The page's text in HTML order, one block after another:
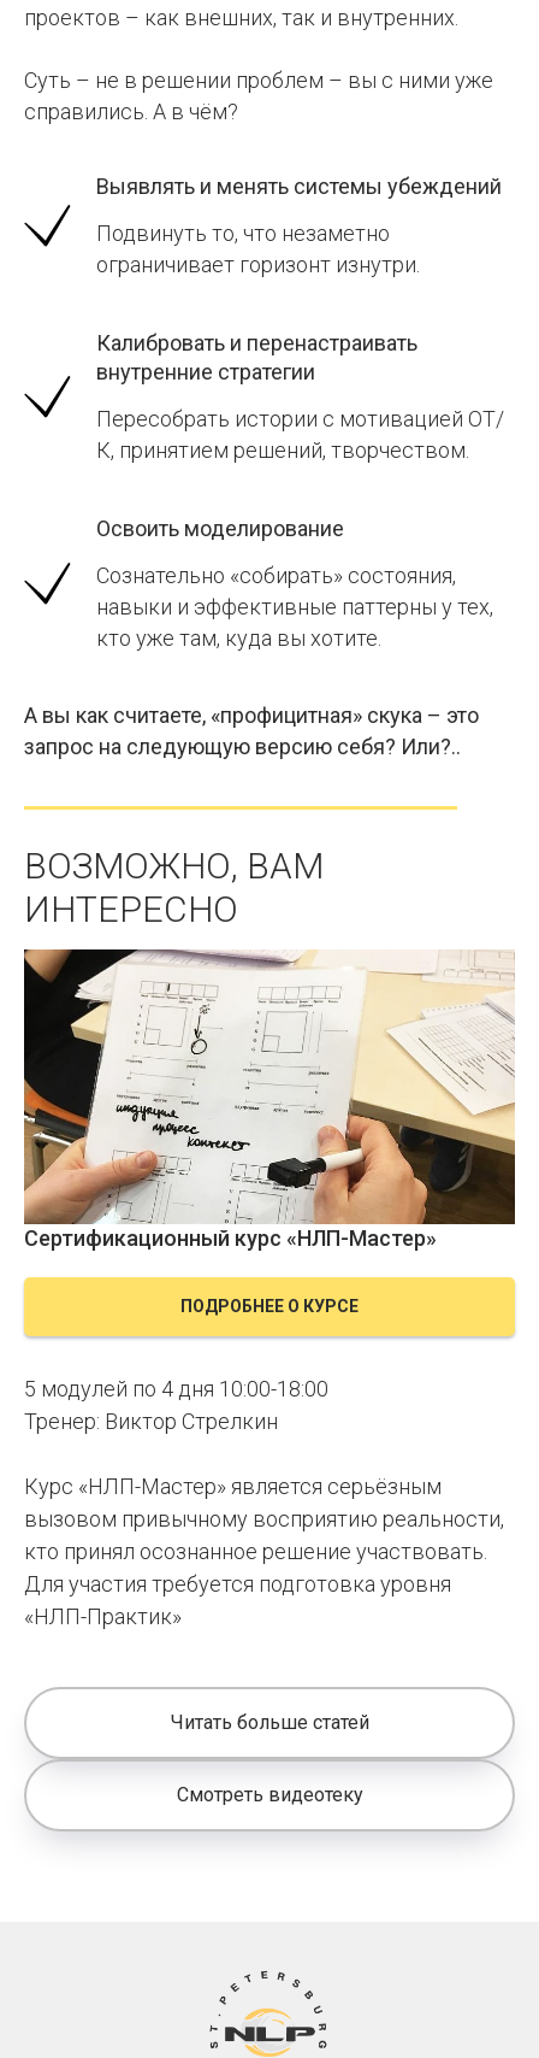
проектов – как внешних, так и внутренних.
Суть – не в решении проблем – вы с ними уже
справились. А в чём?
Выявлять и менять системы убеждений
Подвинуть то, что незаметно
ограничивает горизонт изнутри.
Калибровать и перенастраивать
внутренние стратегии
Пересобрать истории с мотивацией ОТ/
К, принятием решений, творчеством.
Освоить моделирование
Сознательно «собирать» состояния,
навыки и эффективные паттерны у тех,
кто уже там, куда вы хотите.
А вы как считаете, «профицитная» скука – это
запрос на следующую версию себя? Или?..
ВОЗМОЖНО, ВАМ
ИНТЕРЕСНО
Сертификационный курс «НЛП-Мастер»
ПОДРОБНЕЕ О КУРСЕ
5 модулей по 4 дня 10:00-18:00
Тренер: Виктор Стрелкин
Курс «НЛП-Мастер» является серьёзным
вызовом привычному восприятию реальности,
кто принял осознанное решение участвовать.
Для участия требуется подготовка уровня
«НЛП-Практик»
Читать больше статей
Смотреть видеотеку